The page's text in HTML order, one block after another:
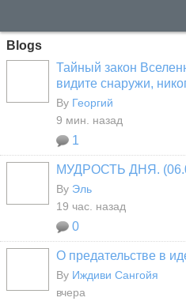
Blogs
Тайный закон
видите снаружи,
By Георгий
9 мин. назад
1
МУДРОСТЬ ДНЯ.
By Эль
19 час. назад
0
О предательстве в
By Иждиви Сангойя
вчера